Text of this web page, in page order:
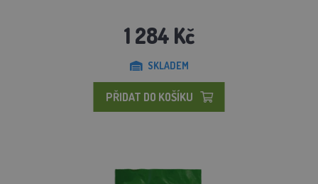
1 284 Kč
SKLADEM
PŘIDAT DO KOŠÍKU